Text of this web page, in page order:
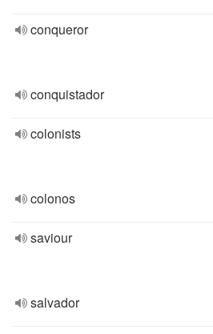
conqueror
conquistador
colonists
colonos
saviour
salvador